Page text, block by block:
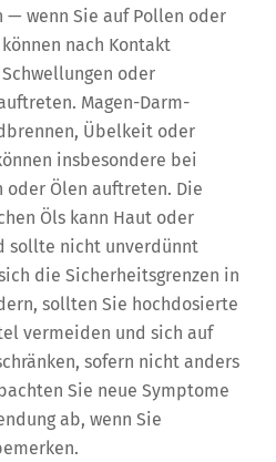
— wenn Sie auf Pollen oder
nach Kontakt
oder
Magen-Darm-
Übelkeit oder
insbesondere bei
oder Ölen auftreten. Die
Öls kann Haut oder
sollte nicht unverdünnt
die Sicherheitsgrenzen in
sollten Sie hochdosierte
vermeiden und sich auf
sofern nicht anders
Sie neue Symptome
ab, wenn Sie